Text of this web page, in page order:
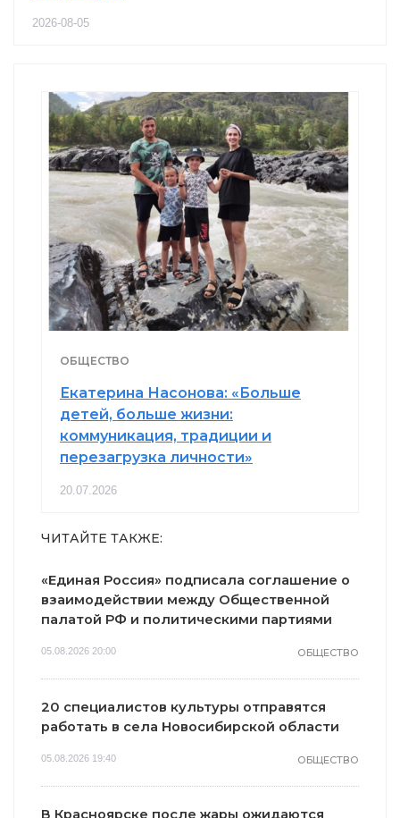
2026-08-05
ОБЩЕСТВО
Екатерина Насонова: «Больше
детей, больше жизни:
коммуникация, традиции и
перезагрузка личности»
20.07.2026
ЧИТАЙТЕ ТАКЖЕ:
«Единая Россия» подписала соглашение о
взаимодействии между Общественной
палатой РФ и политическими партиями
05.08.2026 20:00 ОБЩЕСТВО
20 специалистов культуры отправятся
работать в села Новосибирской области
05.08.2026 19:40 ОБЩЕСТВО
В Красноярске после жары ожидаются